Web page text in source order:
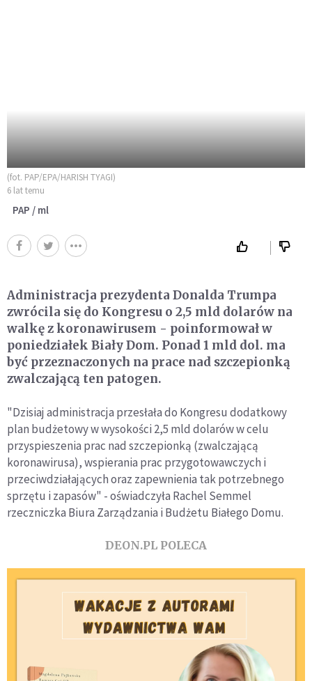
(fot. PAP/EPA/HARISH TYAGI)
6 lat temu
PAP / ml
Administracja prezydenta Donalda Trumpa
zwrócila się do Kongresu o 2,5 mld dolarów na
walkę z koronawirusem - poinformował w
poniedziałek Biały Dom. Ponad 1 mld dol. ma
być przeznaczonych na prace nad szczepionką
zwalczającą ten patogen.
"Dzisiaj administracja przesłała do Kongresu dodatkowy
plan budżetowy w wysokości 2,5 mld dolarów w celu
przyspieszenia prac nad szczepionką (zwalczającą
koronawirusa), wspierania prac przygotowawczych i
przeciwdziałających oraz zapewnienia tak potrzebnego
sprzętu i zapasów" - oświadczyła Rachel Semmel
rzeczniczka Biura Zarządzania i Budżetu Białego Domu.
DEON.PL POLECA